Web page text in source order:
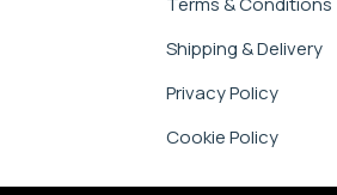
Shipping & Delivery
Privacy Policy
Cookie Policy